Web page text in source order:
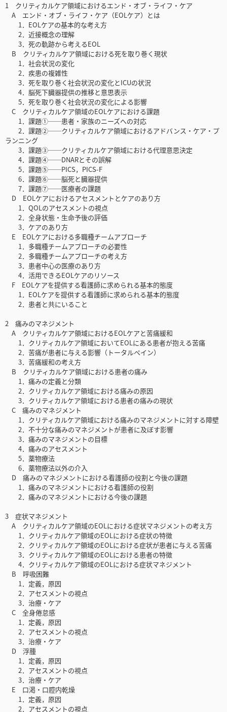
1 クリティカルケア領域におけるエンド・オブ・ライフ・ケア
A エンド・オブ・ライフ・ケア（EOLケア）とは
1．EOLケアの基本的な考え方
2．近接概念の理解
3．死の軌跡から考えるEOL
B クリティカルケア領域における死を取り巻く現状
1．社会状況の変化
2．疾患の複雑性
3．死を取り巻く社会状況の変化とICUの状況
4．脳死下臓器提供の推移と意思表示
5．死を取り巻く社会状況の変化による影響
C クリティカルケア領域のEOLケアにおける課題
1．課題①──患者・家族のニーズへの対応
2．課題②──クリティカルケア領域におけるアドバンス・ケア・プ
ランニング
3．課題③──クリティカルケア領域における代理意思決定
4．課題④──DNARとその誤解
5．課題⑤──PICS，PICS-F
6．課題⑥──脳死と臓器提供
7．課題⑦──医療者の課題
D EOLケアにおけるアセスメントとケアのあり方
1．QOLのアセスメントの視点
2．全身状態・生命予後の評価
3．ケアのあり方
E EOLケアにおける多職種チームアプローチ
1．多職種チームアプローチの必要性
2．多職種チームアプローチの考え方
3．患者中心の医療のあり方
4．活用できるEOLケアのリソース
F EOLケアを提供する看護師に求められる基本的態度
1．EOLケアを提供する看護師に求められる基本的態度
2．患者と共にいること
2 痛みのマネジメント
A クリティカルケア領域におけるEOLケアと苦痛緩和
1．クリティカルケア領域においてEOLにある患者が抱える苦痛
2．苦痛が患者に与える影響（トータルペイン）
3．苦痛緩和の考え方
B クリティカルケア領域における患者の痛み
1．痛みの定義と分類
2．クリティカルケア領域における痛みの原因
3．クリティカルケア領域における患者の痛みの現状
C 痛みのマネジメント
1．クリティカルケア領域における痛みのマネジメントに対する障壁
2．不十分な痛みのマネジメントが患者に及ぼす影響
3．痛みのマネジメントの目標
4．痛みのアセスメント
5．薬物療法
6．薬物療法以外の介入
D 痛みのマネジメントにおける看護師の役割と今後の課題
1．痛みのマネジメントにおける看護師の役割
2．痛みのマネジメントにおける今後の課題
3 症状マネジメント
A クリティカルケア領域のEOLにおける症状マネジメントの考え方
1．クリティカルケア領域のEOLにおける症状の特徴
2．クリティカルケア領域のEOLにおける症状が患者に与える苦痛
3．クリティカルケア領域のEOLにおける患者の特徴
4．クリティカルケア領域のEOLにおける症状マネジメント
B 呼吸困難
1．定義，原因
2．アセスメントの視点
3．治療・ケア
C 全身倦怠感
1．定義，原因
2．アセスメントの視点
3．治療・ケア
D 浮腫
1．定義，原因
2．アセスメントの視点
3．治療・ケア
E 口渇・口腔内乾燥
1．定義，原因
2．アセスメントの視点